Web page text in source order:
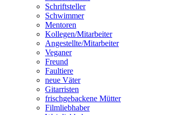
Schriftsteller
Schwimmer
Mentoren
Kollegen/Mitarbeiter
Angestellte/Mitarbeiter
Veganer
Freund
Faultiere
neue Väter
Gitarristen
frischgebackene Mütter
Filmliebhaber